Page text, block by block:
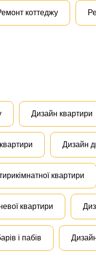
коттеджу
Дизайн квартири
Дизайн
квартири
квартири
і пабів